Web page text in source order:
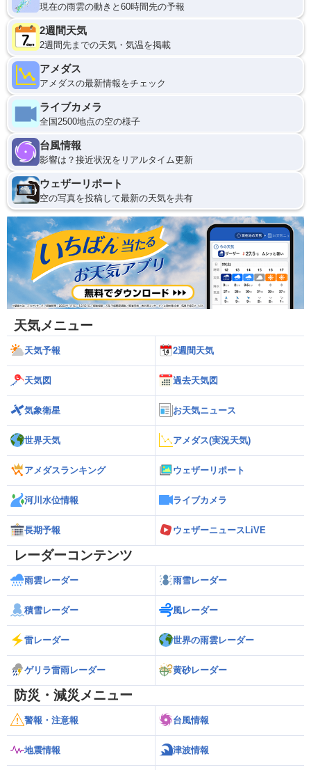
現在の雨雲の動きと60時間先の予報
2週間天気
2週間先までの天気・気温を掲載
アメダス
アメダスの最新情報をチェック
ライブカメラ
全国2500地点の空の様子
台風情報
影響は？接近状況をリアルタイム更新
ウェザーリポート
空の写真を投稿して最新の天気を共有
天気メニュー
天気予報 2週間天気
天気図 過去天気図
気象衛星 お天気ニュース
世界天気 アメダス(実況天気)
アメダスランキング ウェザーリポート
河川水位情報 ライブカメラ
長期予報 ウェザーニュースLiVE
レーダーコンテンツ
雨雲レーダー 雨雪レーダー
積雪レーダー 風レーダー
雷レーダー 世界の雨雲レーダー
ゲリラ雷雨レーダー 黄砂レーダー
防災・減災メニュー
警報・注意報 台風情報
地震情報 津波情報